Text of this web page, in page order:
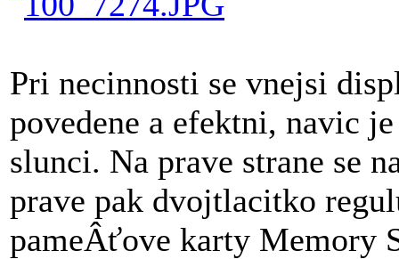
Pri necinnosti se vnejsi
povedene a efektni, navic
slunci. Na prave strane se
prave pak dvojtlacitko
pameÂťove karty Memory